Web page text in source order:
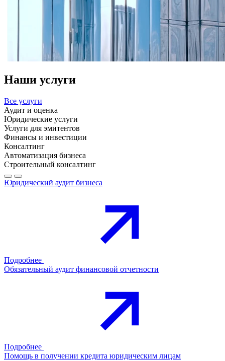
Наши услуги
Все услуги
Аудит и оценка
Юридические услуги
Услуги для эмитентов
Финансы и инвестиции
Консалтинг
Автоматизация бизнеса
Строительный консалтинг
Юридический аудит бизнеса
Подробнее
Обязательный аудит финансовой отчетности
Подробнее
Помощь в получении кредита юридическим лицам